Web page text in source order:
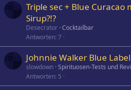
Triple sec + Blue Curacao
Sirup?!?
Desecrator Cocktailbar
Antworten 7
Johnnie Walker Blue Label
slowdown Spirituosen-Tests und
Antworten 5